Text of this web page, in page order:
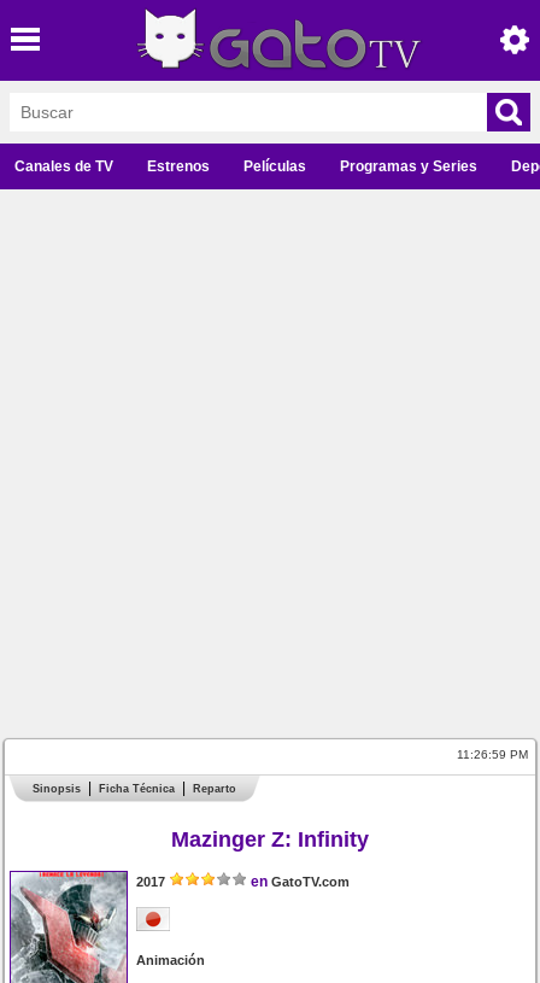
Canales de TV Estrenos Películas Programas y Series
11:26:59 PM
Sinopsis Ficha Técnica Reparto
Mazinger Z: Infinity
2017 en GatoTV.com
Animación